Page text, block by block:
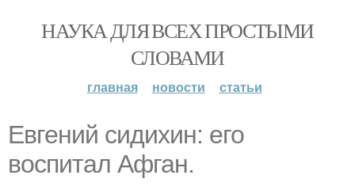
НАУКА ДЛЯ ВСЕХ ПРОСТЫМИ
СЛОВАМИ
главная новости статьи
Евгений сидихин: его
воспитал Афган.